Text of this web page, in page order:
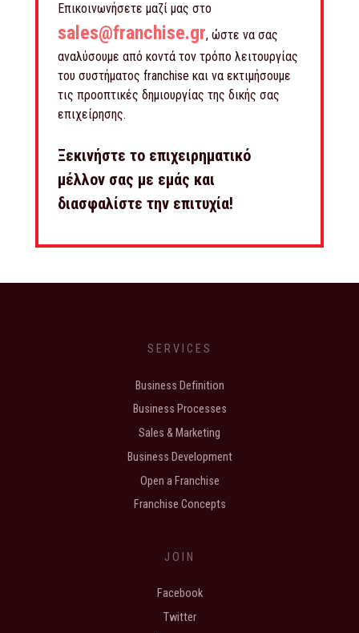
Επικοινωνήσετε μαζί μας στο
sales@franchise.gr, ώστε να σας
αναλύσουμε από κοντά τον τρόπο λειτουργίας
του συστήματος franchise και να εκτιμήσουμε
τις προοπτικές δημιουργίας της δικής σας
επιχείρησης.
Ξεκινήστε το επιχειρηματικό
μέλλον σας με εμάς και
διασφαλίστε την επιτυχία!
SERVICES
Business Definition
Business Processes
Sales & Marketing
Business Development
Open a Franchise
Franchise Concepts
JOIN
Facebook
Twitter